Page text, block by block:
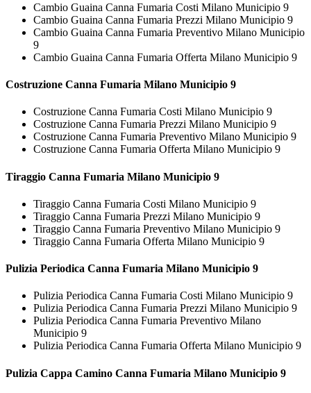
Cambio Guaina Canna Fumaria Costi Milano Municipio 9
Cambio Guaina Canna Fumaria Prezzi Milano Municipio 9
Cambio Guaina Canna Fumaria Preventivo Milano Municipio
9
Cambio Guaina Canna Fumaria Offerta Milano Municipio 9
Costruzione Canna Fumaria Milano Municipio 9
Costruzione Canna Fumaria Costi Milano Municipio 9
Costruzione Canna Fumaria Prezzi Milano Municipio 9
Costruzione Canna Fumaria Preventivo Milano Municipio 9
Costruzione Canna Fumaria Offerta Milano Municipio 9
Tiraggio Canna Fumaria Milano Municipio 9
Tiraggio Canna Fumaria Costi Milano Municipio 9
Tiraggio Canna Fumaria Prezzi Milano Municipio 9
Tiraggio Canna Fumaria Preventivo Milano Municipio 9
Tiraggio Canna Fumaria Offerta Milano Municipio 9
Pulizia Periodica Canna Fumaria Milano Municipio 9
Pulizia Periodica Canna Fumaria Costi Milano Municipio 9
Pulizia Periodica Canna Fumaria Prezzi Milano Municipio 9
Pulizia Periodica Canna Fumaria Preventivo Milano
Municipio 9
Pulizia Periodica Canna Fumaria Offerta Milano Municipio 9
Pulizia Cappa Camino Canna Fumaria Milano Municipio 9